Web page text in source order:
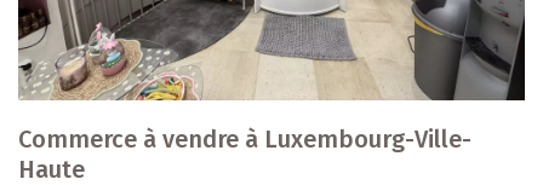
Commerce à vendre à Luxembourg-Ville-
Haute